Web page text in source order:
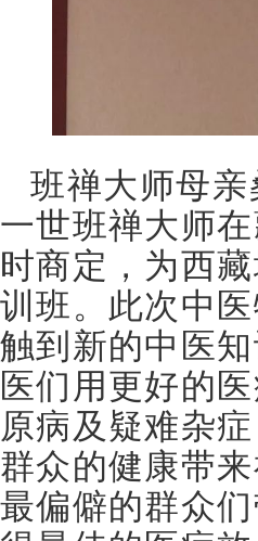
班禅大师母
一世班禅大师
时商定，为西
训班。此次中
触到新的中医
医们用更好的
原病及疑难杂
群众的健康带
最偏僻的群众